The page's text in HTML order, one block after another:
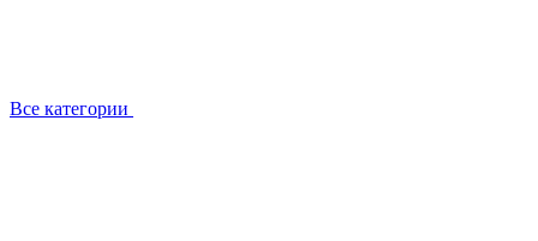
Все категории